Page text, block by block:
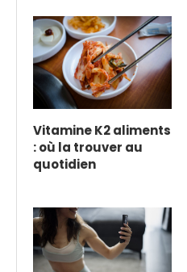
Vitamine K2 aliments
: où la trouver au
quotidien